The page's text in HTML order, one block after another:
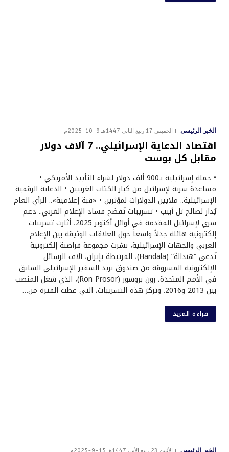
الخبر الرئيسى الخميس 17 ربيع الثاني 1447هـ 9-10-2025م
اقتصاد الدعاية الإسرائيلي.. 7 آلاف دولار
مقابل كل بوست
• حملة إسرائيلية بـ900 ألف دولار لشراء التأييد الأمريكي •
مساعدة سرية لإسرائيل من كبار الكتاب الغربيين • الدعاية الرقمية
الإسرائيلية.. ملايين الدولارات لمؤثرين • «قبة إعلامية».. الرأي العام
يُدار لصالح تل أبيب • تسريبات تُفضح فساد الإعلام الغربي.. دعم
سري لإسرائيل المقدمة في أوائل أكتوبر 2025، أثارت تسريبات
إلكترونية هائلة جدلاً واسعاً حول العلاقات الوثيقة بين الإعلام
الغربي والجهات الإسرائيلية، نشرت مجموعة قراصنة إلكترونية
تُدعى “هندالة” (Handala)، المرتبطة بإيران، آلاف الرسائل
الإلكترونية المسروقة من صندوق بريد السفير الإسرائيلي السابق
في الأمم المتحدة، رون بروسور (Ron Prosor)، الذي شغل المنصب
بين 2013 و2016. وتركز هذه التسريبات، التي غطت الفترة من…
قراءة المزيد
الخبر الرئيسى